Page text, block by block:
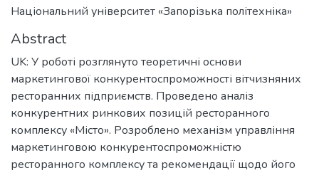
Національний університет «Запорізька політехніка»
Abstract
UK: У роботі розглянуто теоретичні основи
маркетингової конкурентоспроможності вітчизняних
ресторанних підприємств. Проведено аналіз
конкурентних ринкових позицій ресторанного
комплексу «Місто». Розроблено механізм управління
маркетинговою конкурентоспроможністю
ресторанного комплексу та рекомендації щодо його